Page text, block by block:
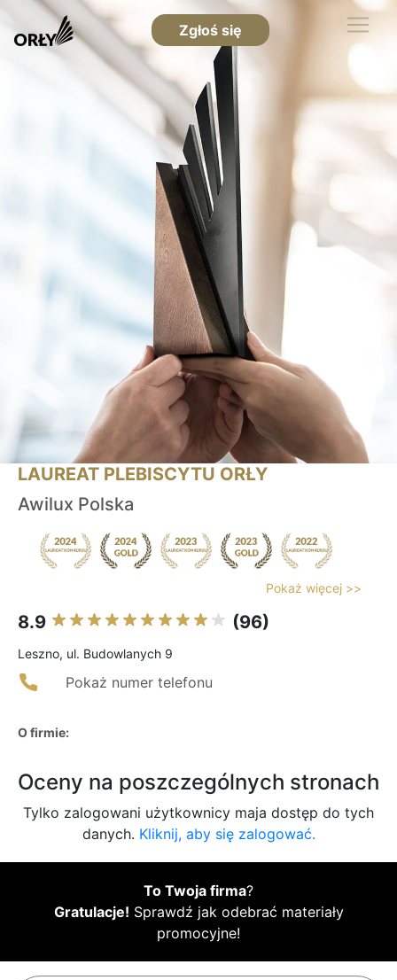
Zgłoś się
LAUREAT PLEBISCYTU ORŁY
Awilux Polska
Pokaż więcej >>
8.9 (96)
Leszno, ul. Budowlanych 9
Pokaż numer telefonu
O firmie:
Oceny na poszczególnych stronach
Tylko zalogowani użytkownicy maja dostęp do tych
danych. Kliknij, aby się zalogować.
To Twoja firma?
Gratulacje! Sprawdź jak odebrać materiały
promocyjne!